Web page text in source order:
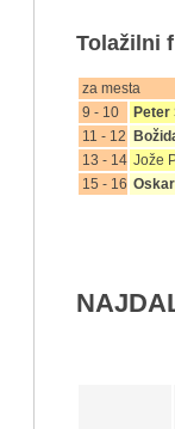
Tolažilni
za
9 - 10
Peter
11 - 12
13 - 14 Jože
15 - 16